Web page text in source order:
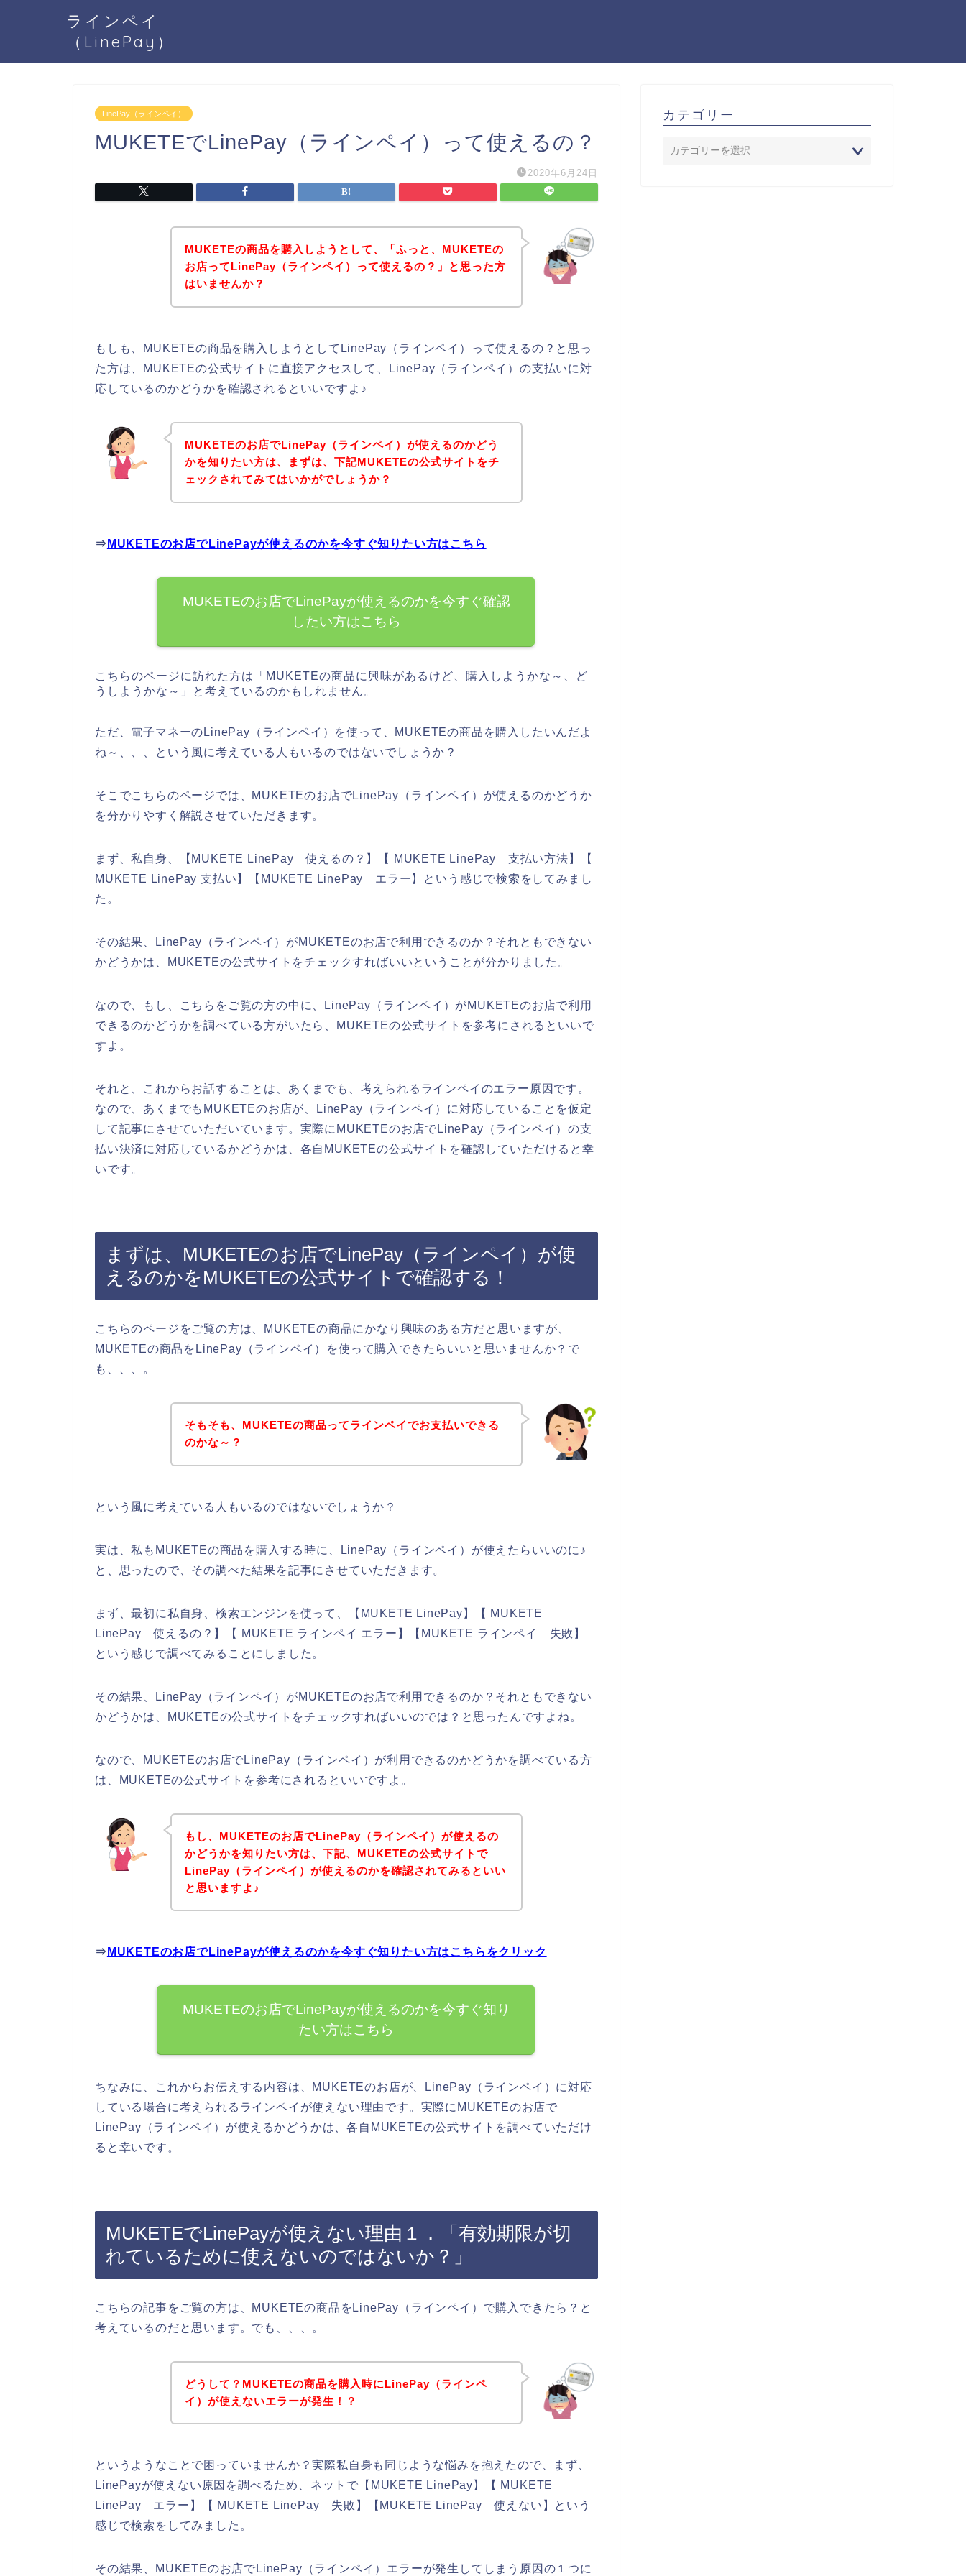
ラインペイ
（LinePay）
LinePay（ラインペイ）
MUKETEでLinePay（ラインペイ）って使えるの？
2020年6月24日
MUKETEの商品を購入しようとして、「ふっと、MUKETEの
お店ってLinePay（ラインペイ）って使えるの？」と思った方
はいませんか？
もしも、MUKETEの商品を購入しようとしてLinePay（ラインペイ）って使えるの？と思っ
た方は、MUKETEの公式サイトに直接アクセスして、LinePay（ラインペイ）の支払いに対
応しているのかどうかを確認されるといいですよ♪
MUKETEのお店でLinePay（ラインペイ）が使えるのかどう
かを知りたい方は、まずは、下記MUKETEの公式サイトをチ
ェックされてみてはいかがでしょうか？
⇒ MUKETEのお店でLinePayが使えるのかを今すぐ知りたい方はこちら
MUKETEのお店でLinePayが使えるのかを今すぐ確認
したい方はこちら
こちらのページに訪れた方は「MUKETEの商品に興味があるけど、購入しようかな～、ど
うしようかな～」と考えているのかもしれません。
ただ、電子マネーのLinePay（ラインペイ）を使って、MUKETEの商品を購入したいんだよ
ね～、、、という風に考えている人もいるのではないでしょうか？
そこでこちらのページでは、MUKETEのお店でLinePay（ラインペイ）が使えるのかどうか
を分かりやすく解説させていただきます。
まず、私自身、【MUKETE LinePay 使えるの？】【 MUKETE LinePay 支払い方法】【
MUKETE LinePay 支払い】【MUKETE LinePay エラー】という感じで検索をしてみまし
た。
その結果、LinePay（ラインペイ）がMUKETEのお店で利用できるのか？それともできない
かどうかは、MUKETEの公式サイトをチェックすればいいということが分かりました。
なので、もし、こちらをご覧の方の中に、LinePay（ラインペイ）がMUKETEのお店で利用
できるのかどうかを調べている方がいたら、MUKETEの公式サイトを参考にされるといいで
すよ。
それと、これからお話することは、あくまでも、考えられるラインペイのエラー原因です。
なので、あくまでもMUKETEのお店が、LinePay（ラインペイ）に対応していることを仮定
して記事にさせていただいています。実際にMUKETEのお店でLinePay（ラインペイ）の支
払い決済に対応しているかどうかは、各自MUKETEの公式サイトを確認していただけると幸
いです。
まずは、MUKETEのお店でLinePay（ラインペイ）が使
えるのかをMUKETEの公式サイトで確認する！
こちらのページをご覧の方は、MUKETEの商品にかなり興味のある方だと思いますが、
MUKETEの商品をLinePay（ラインペイ）を使って購入できたらいいと思いませんか？で
も、、、。
そもそも、MUKETEの商品ってラインペイでお支払いできる
のかな～？
という風に考えている人もいるのではないでしょうか？
実は、私もMUKETEの商品を購入する時に、LinePay（ラインペイ）が使えたらいいのに♪
と、思ったので、その調べた結果を記事にさせていただきます。
まず、最初に私自身、検索エンジンを使って、【MUKETE LinePay】【 MUKETE
LinePay 使えるの？】【 MUKETE ラインペイ エラー】【MUKETE ラインペイ 失敗】
という感じで調べてみることにしました。
その結果、LinePay（ラインペイ）がMUKETEのお店で利用できるのか？それともできない
かどうかは、MUKETEの公式サイトをチェックすればいいのでは？と思ったんですよね。
なので、MUKETEのお店でLinePay（ラインペイ）が利用できるのかどうかを調べている方
は、MUKETEの公式サイトを参考にされるといいですよ。
もし、MUKETEのお店でLinePay（ラインペイ）が使えるの
かどうかを知りたい方は、下記、MUKETEの公式サイトで
LinePay（ラインペイ）が使えるのかを確認されてみるといい
と思いますよ♪
⇒ MUKETEのお店でLinePayが使えるのかを今すぐ知りたい方はこちらをクリック
MUKETEのお店でLinePayが使えるのかを今すぐ知り
たい方はこちら
ちなみに、これからお伝えする内容は、MUKETEのお店が、LinePay（ラインペイ）に対応
している場合に考えられるラインペイが使えない理由です。実際にMUKETEのお店で
LinePay（ラインペイ）が使えるかどうかは、各自MUKETEの公式サイトを調べていただけ
ると幸いです。
MUKETEでLinePayが使えない理由１．「有効期限が切
れているために使えないのではないか？」
こちらの記事をご覧の方は、MUKETEの商品をLinePay（ラインペイ）で購入できたら？と
考えているのだと思います。でも、、、。
どうして？MUKETEの商品を購入時にLinePay（ラインペ
イ）が使えないエラーが発生！？
というようなことで困っていませんか？実際私自身も同じような悩みを抱えたので、まず、
LinePayが使えない原因を調べるため、ネットで【MUKETE LinePay】【 MUKETE
LinePay エラー】【 MUKETE LinePay 失敗】【MUKETE LinePay 使えない】という
感じで検索をしてみました。
その結果、MUKETEのお店でLinePay（ラインペイ）エラーが発生してしまう原因の１つに
カテゴリー